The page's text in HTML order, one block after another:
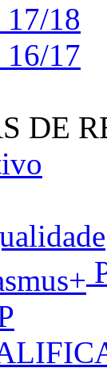
18
17
DE